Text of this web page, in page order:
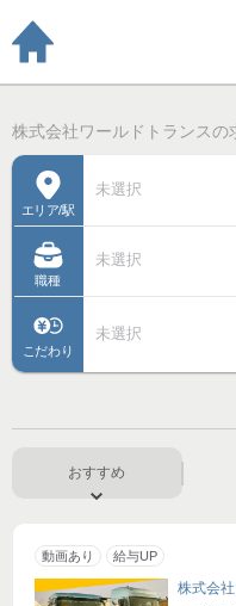
株式会社ワールドトランス
エリア/駅
未選択
職種
未選択
こだわり
未選択
おすすめ
動画あり 給与UP